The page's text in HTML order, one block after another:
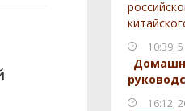
10:39,
16:12,